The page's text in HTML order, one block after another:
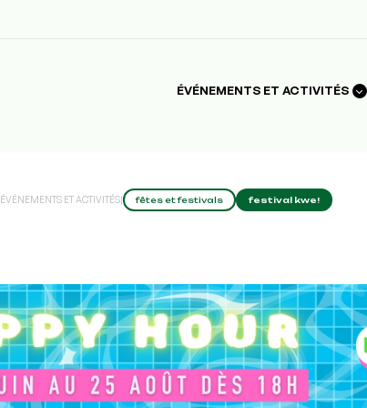
ÉVÉNEMENTS ET ACTIVITÉS
ÉVÉNEMENTS ET ACTIVITÉS| fêtes et festivals festival kwe!